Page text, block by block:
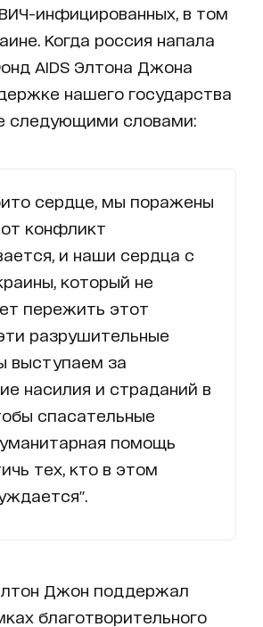
инфицированных, в том
Когда россия напала
AIDS Элтона Джона
нашего государства
следующими словами:
сердце, мы поражены
конфликт
и наши сердца с
который не
пережить этот
разрушительные
выступаем за
насилия и страданий в
спасательные
помощь
тех, кто в этом
Джон поддержал
благотворительного